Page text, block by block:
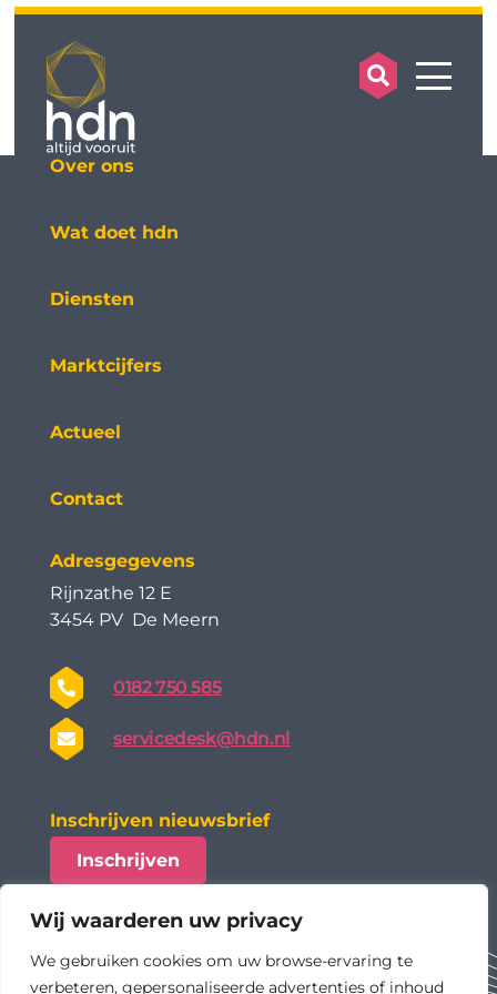
Wij waarderen uw privacy
We gebruiken cookies om uw browse-ervaring te
verbeteren, gepersonaliseerde advertenties of inhoud
search
Over ons
Wat doet hdn
Diensten
Marktcijfers
Actueel
Contact
Adresgegevens
Rijnzathe 12 E
3454 PV De Meern
0182 750 585
servicedesk@hdn.nl
Inschrijven nieuwsbrief
Inschrijven